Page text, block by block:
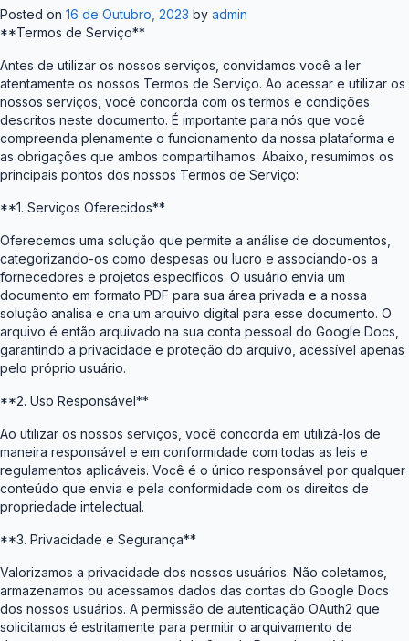
Posted on 16 de Outubro, 2023 by admin
**Termos de Serviço**
Antes de utilizar os nossos serviços, convidamos você a ler
atentamente os nossos Termos de Serviço. Ao acessar e utilizar os
nossos serviços, você concorda com os termos e condições
descritos neste documento. É importante para nós que você
compreenda plenamente o funcionamento da nossa plataforma e
as obrigações que ambos compartilhamos. Abaixo, resumimos os
principais pontos dos nossos Termos de Serviço:
**1. Serviços Oferecidos**
Oferecemos uma solução que permite a análise de documentos,
categorizando-os como despesas ou lucro e associando-os a
fornecedores e projetos específicos. O usuário envia um
documento em formato PDF para sua área privada e a nossa
solução analisa e cria um arquivo digital para esse documento. O
arquivo é então arquivado na sua conta pessoal do Google Docs,
garantindo a privacidade e proteção do arquivo, acessível apenas
pelo próprio usuário.
**2. Uso Responsável**
Ao utilizar os nossos serviços, você concorda em utilizá-los de
maneira responsável e em conformidade com todas as leis e
regulamentos aplicáveis. Você é o único responsável por qualquer
conteúdo que envia e pela conformidade com os direitos de
propriedade intelectual.
**3. Privacidade e Segurança**
Valorizamos a privacidade dos nossos usuários. Não coletamos,
armazenamos ou acessamos dados das contas do Google Docs
dos nossos usuários. A permissão de autenticação OAuth2 que
solicitamos é estritamente para permitir o arquivamento de